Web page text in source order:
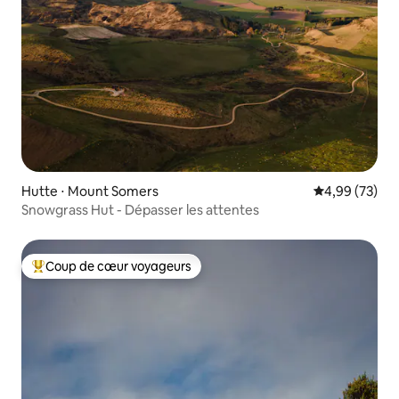
Hutte ⋅ Mount Somers Évaluation
4,99 (73)
Snowgrass Hut - Dépasser les attentes
Coups de cœur voyageurs les plus appréciés
Coup de cœur voyageurs